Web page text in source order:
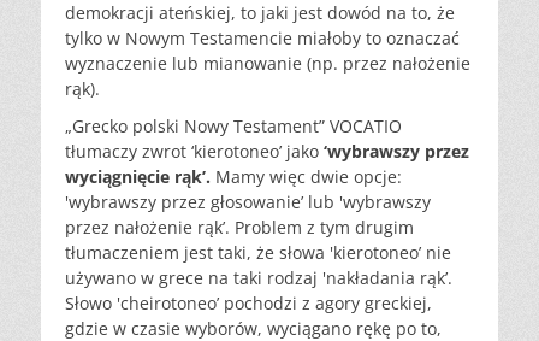
demokracji ateńskiej, to jaki jest dowód na to, że
tylko w Nowym Testamencie miałoby to oznaczać
wyznaczenie lub mianowanie (np. przez nałożenie
rąk).
„Grecko polski Nowy Testament” VOCATIO
tłumaczy zwrot ‘kierotoneo’ jako ‘wybrawszy przez
wyciągnięcie rąk’. Mamy więc dwie opcje:
'wybrawszy przez głosowanie’ lub 'wybrawszy
przez nałożenie rąk’. Problem z tym drugim
tłumaczeniem jest taki, że słowa 'kierotoneo’ nie
używano w grece na taki rodzaj 'nakładania rąk’.
Słowo 'cheirotoneo’ pochodzi z agory greckiej,
gdzie w czasie wyborów, wyciągano rękę po to,